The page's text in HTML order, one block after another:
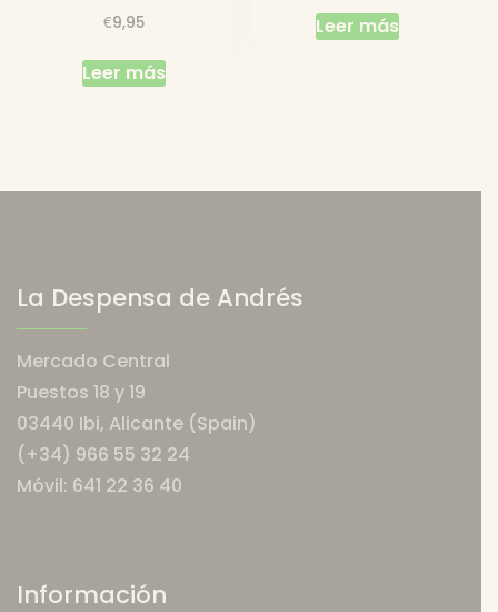
€9,95
Leer más
Leer más
La Despensa de Andrés
Mercado Central
Puestos 18 y 19
03440 Ibi, Alicante (Spain)
(+34) 966 55 32 24
Móvil: 641 22 36 40
Información